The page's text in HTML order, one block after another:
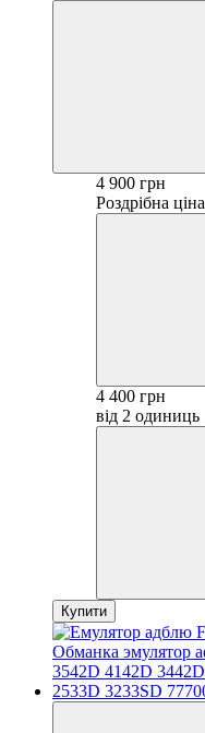
4 900 грн
Роздрібна ціна
4 400 грн
від 2 одиниць
Купити